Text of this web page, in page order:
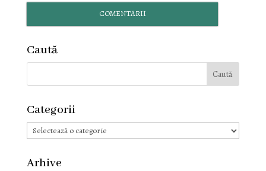
COMENTARII
Caută
Categorii
Categorii
Arhive